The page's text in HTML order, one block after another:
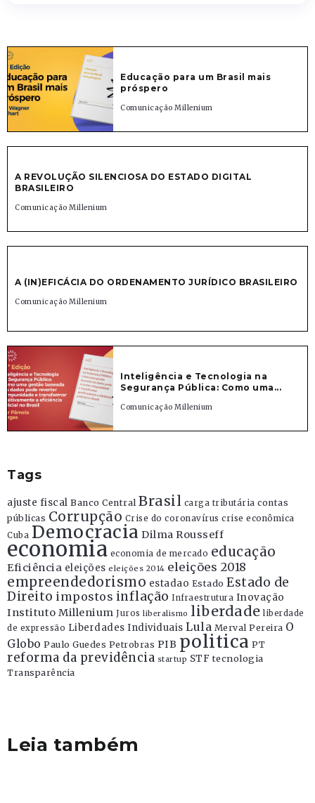
Educação para um Brasil mais
próspero
Comunicação Millenium
A REVOLUÇÃO SILENCIOSA DO ESTADO DIGITAL
BRASILEIRO
Comunicação Millenium
A (IN)EFICÁCIA DO ORDENAMENTO JURÍDICO BRASILEIRO
Comunicação Millenium
Inteligência e Tecnologia na
Segurança Pública: Como uma...
Comunicação Millenium
Tags
ajuste fiscal Banco Central Brasil carga tributária contas
públicas Corrupção Crise do coronavírus crise econômica
Cuba Democracia Dilma Rousseff
economia economia de mercado educação
Eficiência eleições eleições 2014 eleições 2018
empreendedorismo estadao Estado Estado de
Direito impostos inflação Infraestrutura Inovação
Instituto Millenium Juros liberalismo liberdade liberdade
de expressão Liberdades Individuais Lula Merval Pereira O
Globo Paulo Guedes Petrobras PIB politica PT
reforma da previdência startup STF tecnologia
Transparência
Leia também